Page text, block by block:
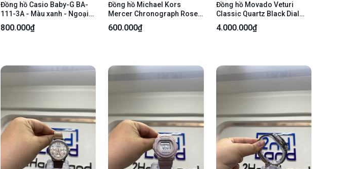
Đồng hồ Casio Baby-G BA-
111-3A - Màu xanh - Ngoại
hình: 97% - Ố xước sườn,
kính - Body
800.000₫
Đồng hồ Michael Kors
Mercer Chronograph Rose
Gold-Tone Watch MK5727 -
40mm - Màu hồng gold -
600.000₫
Đồng hồ Movado Veturi
Classic Quartz Black Dial
Stainless Steel Watch -
36mm - Mặt đen dây bạc -
4.000.000₫